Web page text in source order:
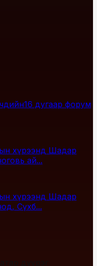
дугаар форум
хүрээнд Шадар
ай...
хүрээнд Шадар
Сүхб...